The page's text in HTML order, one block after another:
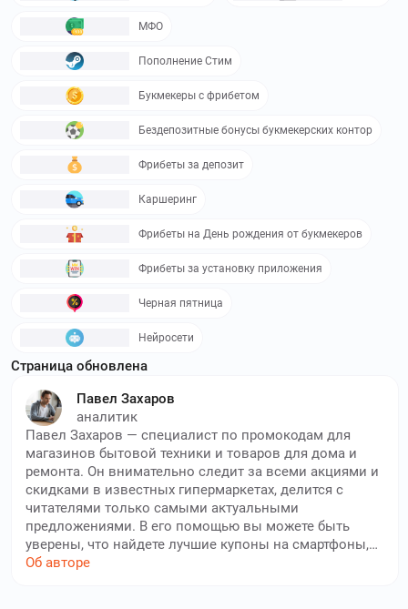
МФО
Пополнение Стим
Букмекеры с фрибетом
Бездепозитные бонусы букмекерских контор
Фрибеты за депозит
Каршеринг
Фрибеты на День рождения от букмекеров
Фрибеты за установку приложения
Черная пятница
Нейросети
Страница обновлена
Павел Захаров
аналитик
Павел Захаров — специалист по промокодам для
магазинов бытовой техники и товаров для дома и
ремонта. Он внимательно следит за всеми акциями и
скидками в известных гипермаркетах, делится с
читателями только самыми актуальными
предложениями. В его помощью вы можете быть
уверены, что найдете лучшие купоны на смартфоны,
бытовую технику, электронику, мебель и аксессуары
Об авторе